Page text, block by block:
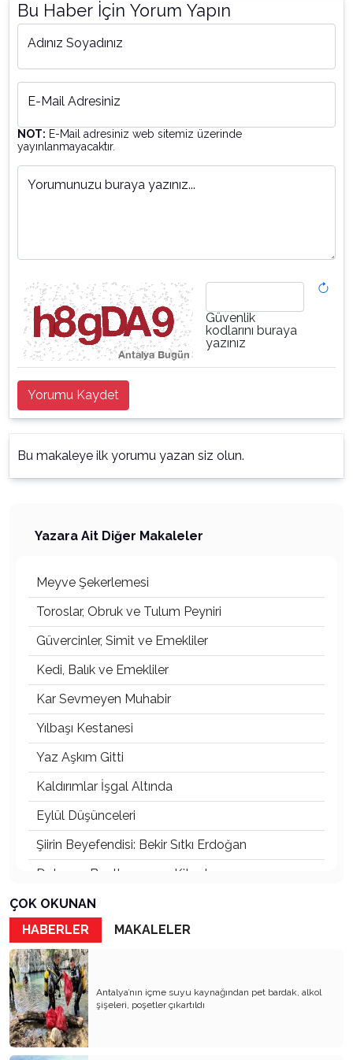
Bu Haber İçin Yorum Yapın
Adınız Soyadınız
E-Mail Adresiniz
NOT: E-Mail adresiniz web sitemiz üzerinde
yayınlanmayacaktır.
Yorumunuzu buraya yazınız...
Güvenlik
kodlarını buraya
yazınız
Yorumu Kaydet
Bu makaleye ilk yorumu yazan siz olun.
Yazara Ait Diğer Makaleler
Meyve Şekerlemesi
Toroslar, Obruk ve Tulum Peyniri
Güvercinler, Simit ve Emekliler
Kedi, Balık ve Emekliler
Kar Sevmeyen Muhabir
Yılbaşı Kestanesi
Yaz Aşkım Gitti
Kaldırımlar İşgal Altında
Eylül Düşünceleri
Şiirin Beyefendisi: Bekir Sıtkı Erdoğan
Dolunay, Beethoven ve Kitaplar
Kuşların da Başkenti!
Kadere Bak
KAYIP KAFATASI VE AĞLAYAN HEYKEL
Dostluklar Nereye Kadar?
Gül Goncası ile Oruç Açmak
Ankara Güncesi
ÇOK OKUNAN
HABERLER
MAKALELER
Antalya’nın içme suyu kaynağından pet bardak, alkol
şişeleri, poşetler çıkartıldı